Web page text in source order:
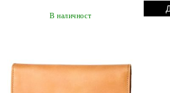
В наличност